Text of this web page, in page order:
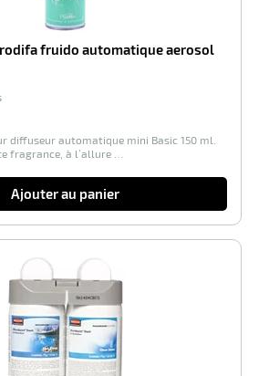
fruido automatique aerosol
diffuseur automatique mini Basic 150 ml.
fragrance, à l’allure …
Ajouter au panier